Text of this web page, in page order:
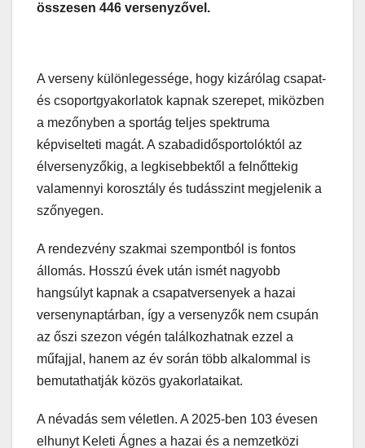
összesen 446 versenyzővel.
A verseny különlegessége, hogy kizárólag csapat-
és csoportgyakorlatok kapnak szerepet, miközben
a mezőnyben a sportág teljes spektruma
képviselteti magát. A szabadidősportolóktól az
élversenyzőkig, a legkisebbektől a felnőttekig
valamennyi korosztály és tudásszint megjelenik a
szőnyegen.
A rendezvény szakmai szempontból is fontos
állomás. Hosszú évek után ismét nagyobb
hangsúlyt kapnak a csapatversenyek a hazai
versenynaptárban, így a versenyzők nem csupán
az őszi szezon végén találkozhatnak ezzel a
műfajjal, hanem az év során több alkalommal is
bemutathatják közös gyakorlataikat.
A névadás sem véletlen. A 2025-ben 103 évesen
elhunyt Keleti Ágnes a hazai és a nemzetközi